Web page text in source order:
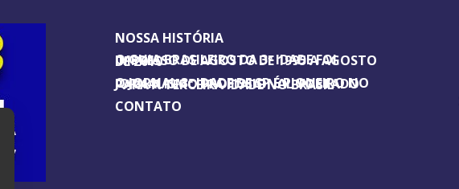
NOSSA HISTÓRIA
O GUIA BRASILEIRO DA 3ª IDADE FOI IMPRESSO DE AGOSTO DE 1995 A AGOSTO DE 2010
O JORNAL 3ª IDADE DE SP É PIONEIRO NO JORNALISMO PROFISSIONAL VOLTADO PARA A TERCEIRA IDADE NO BRASIL
CONTATO